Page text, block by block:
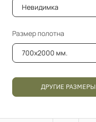
Невидимка
Размер полотна
700x2000 мм.
ДРУГИЕ РАЗМЕРЫ